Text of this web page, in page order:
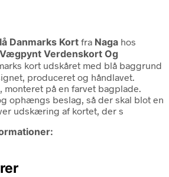
Danmarks Kort fra Naga hos
Vægpynt Verdenskort Og
kort udskåret med blå baggrund
produceret og håndlavet.
på en farvet bagplade.
ophængs beslag, så der skal blot en
udskæring af kortet, der s